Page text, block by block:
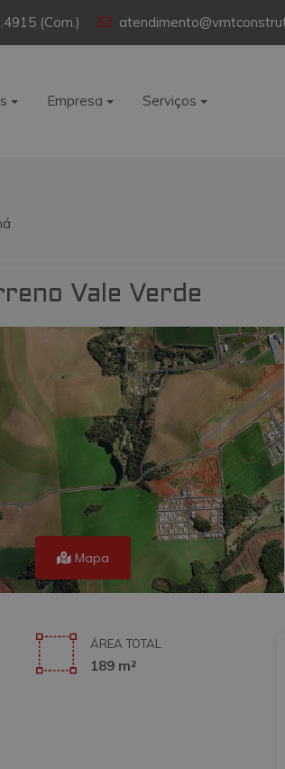
(Com.)
Empresa Serviços
Vale Verde
Mapa
ÁREA TOTAL
189 m²